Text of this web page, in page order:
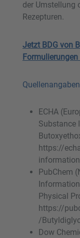
der Umstellung
Rezepturen.
Jetzt BDG von
ECHA
Substance
https://
PubChem
Physical
https://
/
Dow